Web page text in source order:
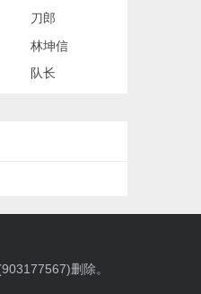
刀郎
林坤信
队长
删除。